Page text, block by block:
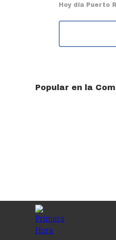
Hoy día Puerto
Popular en la